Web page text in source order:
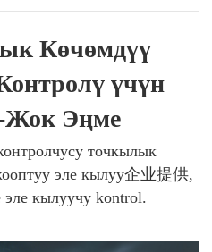
Көчөмдүү
үчүн
Жок Эңме
точкылык
эле кылуу企业提供,
эле кылуучу kontrol.